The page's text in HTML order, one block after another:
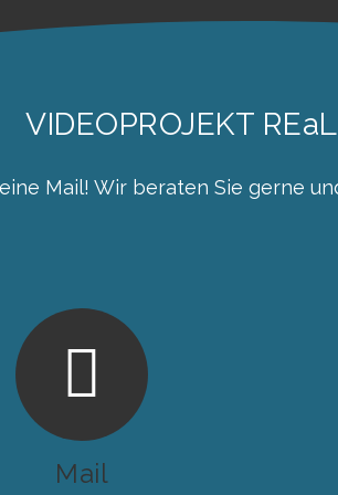
VIDEOPROJEKT
Mail! Wir beraten Sie gerne
Mail